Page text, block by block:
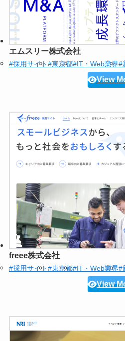
エムスリー株式会社
#採用サイト#東京都#IT・Web業界#
View
freee株式会社
#採用サイト#東京都#IT・Web業界#
View